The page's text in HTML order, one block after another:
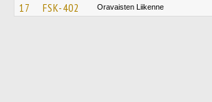
17 FSK-402 Oravaisten Liikenne